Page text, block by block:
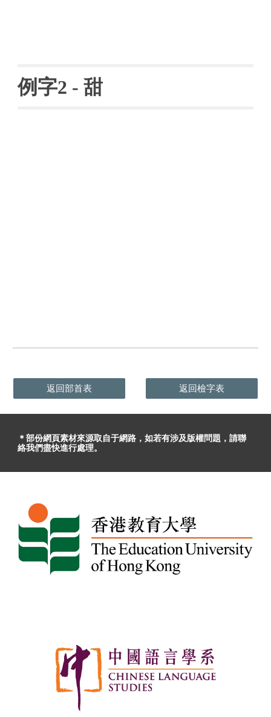
例字2 - 甜
返回部首表 返回檢字表
＊部份網頁素材來源取自于網路，如若有涉及版權問題 ，請聯
絡我們盡快進行處理。